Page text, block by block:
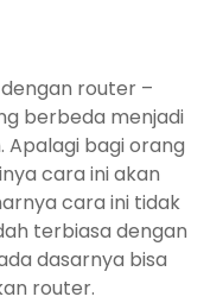
router –
berbeda menjadi
bagi orang
cara ini akan
cara ini tidak
terbiasa dengan
dasarnya bisa
router.